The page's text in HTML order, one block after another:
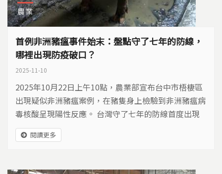
農業
首例非洲豬瘟事件始末：盤點守了七年的防線，
哪裡出現防疫破口？
2025-11-10
2025年10月22日上午10點，農業部宣布台中市梧棲區
出現疑似非洲豬瘟案例，在豬隻身上檢驗到非洲豬瘟病
毒核酸呈現陽性反應。 台灣守了七年的防線首度出現
破口，為全台養豬產業投下震撼彈。面對非洲豬瘟來
襲，台灣如臨大敵，展開豬肉產業保衛戰…
閱讀更多